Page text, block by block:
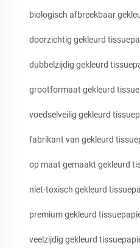
biologisch afbreekbaar
doorzichtig gekleurd
dubbelzijdig gekleurd
grootformaat gekleurd
voedselveilig gekleurd
fabrikant van gekleurd
op maat gemaakt gekleurd
niet-toxisch gekleurd
premium gekleurd
veelzijdig gekleurd